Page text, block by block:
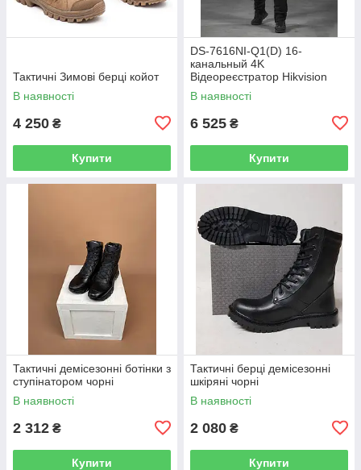
Тактичні Зимові берці койот
В наявності
4 250 ₴
Купити
DS-7616NI-Q1(D) 16-
канальный 4K
Відеореєстратор Hikvision
В наявності
6 525 ₴
Купити
Тактичні демісезонні ботінки з
ступінатором чорні
В наявності
2 312 ₴
Купити
Тактичні берці демісезонні
шкіряні чорні
В наявності
2 080 ₴
Купити